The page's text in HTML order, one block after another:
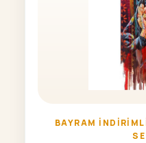
BAYRAM